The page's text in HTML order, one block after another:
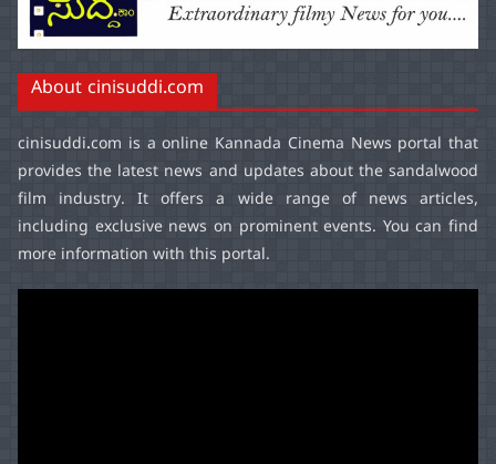
About cinisuddi.com
cinisuddi.com is a online Kannada Cinema News portal that
provides the latest news and updates about the sandalwood
film industry. It offers a wide range of news articles,
including exclusive news on prominent events. You can find
more information with this portal.